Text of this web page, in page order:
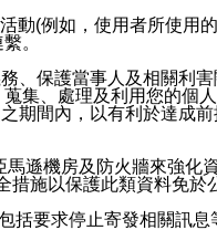
(例如，使用者所使用
。
、保護當事人及相關利
集、處理及利用您的個人
間內，以有利於達成
遜機房及防火牆來強化
施以保護此類資料免於
括要求停止寄發相關訊息